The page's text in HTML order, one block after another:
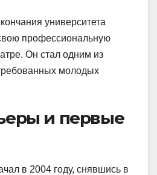
университета
профессиональную
Он стал одним из
молодых
и первые
в 2004 году, снявшись в